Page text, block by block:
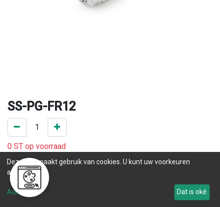
SS-PG-FR12
0 ST op voorraad
.
Levertijd
Tot 105
Deze site maakt gebruik van cookies. U kunt uw voorkeuren
aanpassen.
Aanpassen Dat is oké